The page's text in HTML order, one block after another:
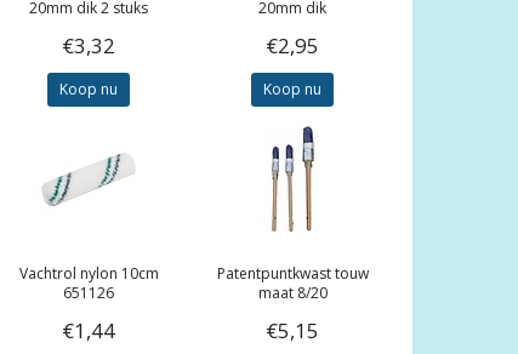
20mm dik 2 stuks
€3,32
Koop nu
20mm dik
€2,95
Koop nu
Vachtrol nylon 10cm
651126
€1,44
Patentpuntkwast touw
maat 8/20
€5,15